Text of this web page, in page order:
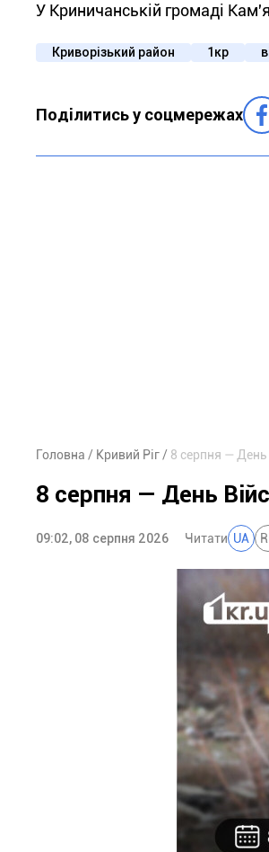
У Криничанській громаді
Криворізький район 1кр
Поділитись у соцмережах
Головна Кривий Ріг 8 серпня — День
8 серпня — День
09:02, 08 серпня 2026 Читати UA